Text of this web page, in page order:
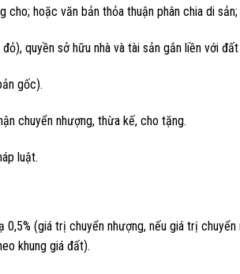
hoặc văn bản thỏa thuận phân chia di
quyền sở hữu nhà và tài sản gắn liền với
gốc).
chuyển nhượng, thừa kế, cho tặng.
luật.
0,5% (giá trị chuyển nhượng, nếu giá trị
khung giá đất).